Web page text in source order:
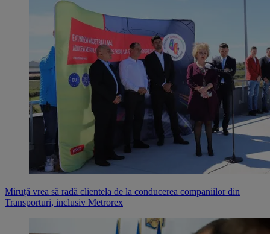
Miruță vrea să radă clientela de la conducerea companiilor din
Transporturi, inclusiv Metrorex